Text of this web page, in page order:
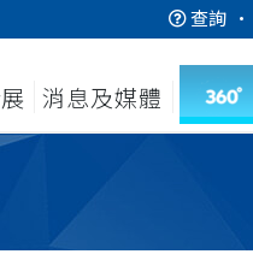
查詢 ·
消息及媒體